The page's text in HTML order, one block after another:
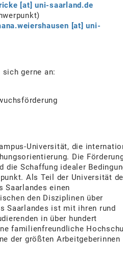
[at] uni-saarland.de
[at] uni-
gerne an:
Universität, die
Die
die Schaffung idealer
Als Teil der Universität
Saarlandes einen
den Disziplinen über
Saarlandes ist mit ihren rund
in über hundert
familienfreundliche
der größten Arbeitgeberinnen